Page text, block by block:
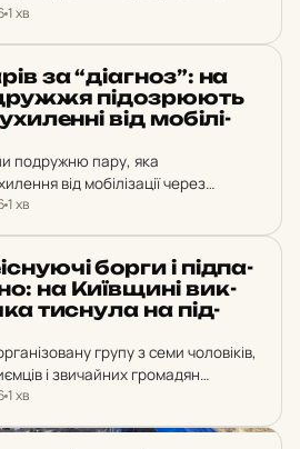
1 хв
за “ді­аг­ноз”: на
пі­д­оз­рю­ють
від мо­бі­лі­
подружню пару, яка
від мобілізації через
За послугу видачі
1 хв
борги і під­па­
на Ки­їв­щи­ні вик­
тис­ну­ла на під­
групу з семи чоловіків,
і звичайних громадян
їхнє майно за відмову
1 хв